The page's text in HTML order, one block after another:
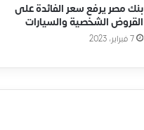
بنك مصر يرفع سعر الفائدة على
القروض الشخصية والسيارات
7 فبراير، 2023